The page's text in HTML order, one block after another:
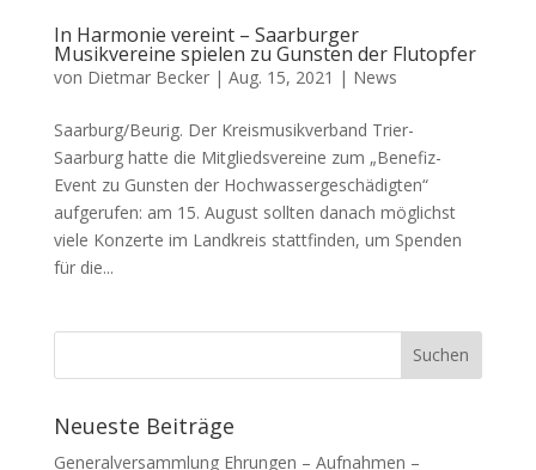
In Harmonie vereint – Saarburger
Musikvereine spielen zu Gunsten der Flutopfer
von Dietmar Becker| Aug. 15, 2021 | News
Saarburg/Beurig. Der Kreismusikverband Trier-
Saarburg hatte die Mitgliedsvereine zum „Benefiz-
Event zu Gunsten der Hochwassergeschädigten“
aufgerufen: am 15. August sollten danach möglichst
viele Konzerte im Landkreis stattfinden, um Spenden
für die...
Neueste Beiträge
Generalversammlung Ehrungen – Aufnahmen –